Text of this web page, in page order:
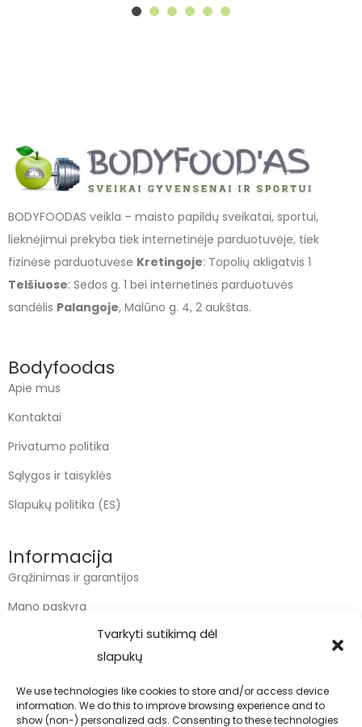
Tvarkyti sutikimą dėl
slapukų
We use technologies like cookies to store and/or access device
information. We do this to improve browsing experience and to
show (non-) personalized ads. Consenting to these technologies
BODYFOODAS veikla – maisto papildų sveikatai, sportui,
lieknėjimui prekyba tiek internetinėje parduotuvėje, tiek
fizinėse parduotuvėse Kretingoje: Topolių akligatvis 1
Telšiuose: Sedos g. 1 bei internetinės parduotuvės
sandėlis Palangoje, Malūno g. 4, 2 aukštas.
Bodyfoodas
Apie mus
Kontaktai
Privatumo politika
Sąlygos ir taisyklės
Slapukų politika (ES)
Informacija
Grąžinimas ir garantijos
Mano paskyra
Kontaktai